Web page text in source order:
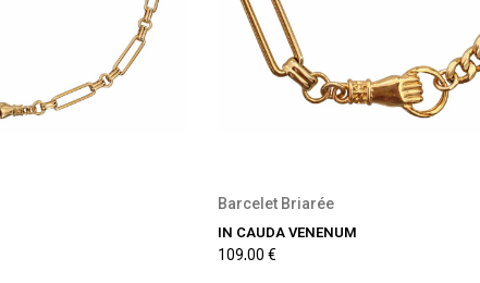
Barcelet Briarée
IN CAUDA VENENUM
109,00 €